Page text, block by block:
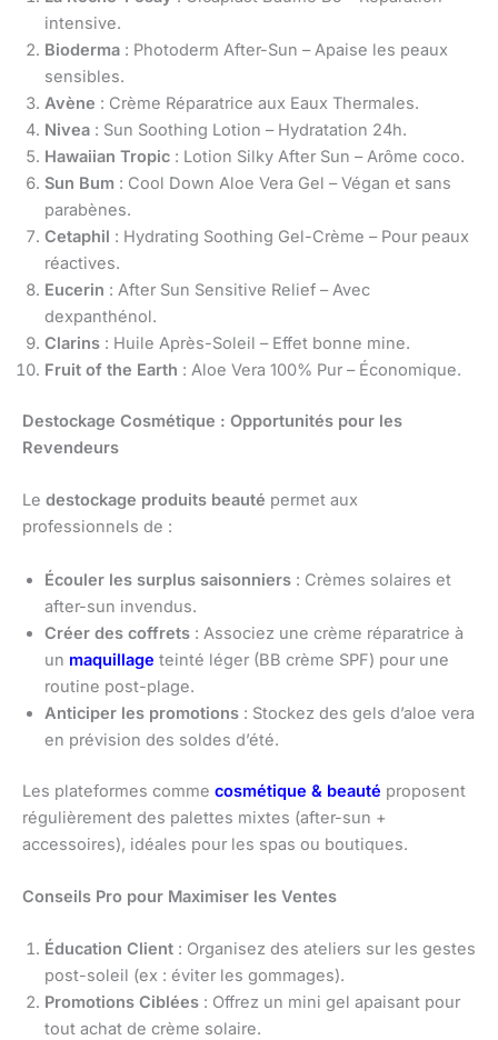
intensive.
Bioderma : Photoderm After-Sun – Apaise les peaux
sensibles.
Avène : Crème Réparatrice aux Eaux Thermales.
Nivea : Sun Soothing Lotion – Hydratation 24h.
Hawaiian Tropic : Lotion Silky After Sun – Arôme coco.
Sun Bum : Cool Down Aloe Vera Gel – Végan et sans
parabènes.
Cetaphil : Hydrating Soothing Gel-Crème – Pour peaux
réactives.
Eucerin : After Sun Sensitive Relief – Avec
dexpanthénol.
Clarins : Huile Après-Soleil – Effet bonne mine.
Fruit of the Earth : Aloe Vera 100% Pur – Économique.
Destockage Cosmétique : Opportunités pour les
Revendeurs
Le destockage produits beauté permet aux
professionnels de :
Écouler les surplus saisonniers : Crèmes solaires et
after-sun invendus.
Créer des coffrets : Associez une crème réparatrice à
un maquillage teinté léger (BB crème SPF) pour une
routine post-plage.
Anticiper les promotions : Stockez des gels d’aloe vera
en prévision des soldes d’été.
Les plateformes comme cosmétique & beauté proposent
régulièrement des palettes mixtes (after-sun +
accessoires), idéales pour les spas ou boutiques.
Conseils Pro pour Maximiser les Ventes
Éducation Client : Organisez des ateliers sur les gestes
post-soleil (ex : éviter les gommages).
Promotions Ciblées : Offrez un mini gel apaisant pour
tout achat de crème solaire.